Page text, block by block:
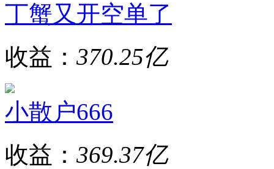
丁蟹又开空单了
收益： 370.25亿
小散户666
收益： 369.37亿